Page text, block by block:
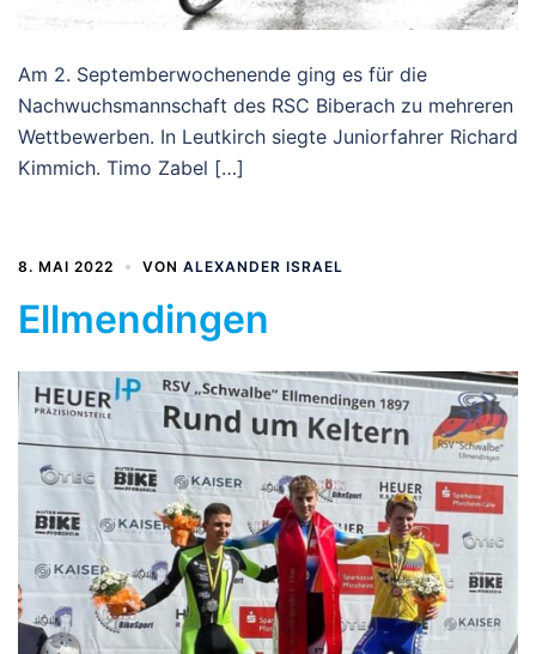
Am 2. Septemberwochenende ging es für die
Nachwuchsmannschaft des RSC Biberach zu mehreren
Wettbewerben. In Leutkirch siegte Juniorfahrer Richard
Kimmich. Timo Zabel […]
8. MAI 2022 VON ALEXANDER ISRAEL
Ellmendingen